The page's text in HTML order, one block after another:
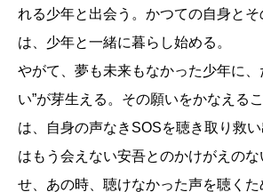
れる少年と出会う。かつての自身と
は、少年と一緒に暮らし始める。
やがて、夢も未来もなかった少年に、
い”が芽生える。その願いをかなえる
は、自身の声なきSOSを聴き取り救
はもう会えない安吾とのかけがえの
せ、あの時、聴けなかった声を聴く